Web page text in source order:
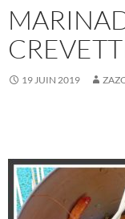
19 JUIN 2019